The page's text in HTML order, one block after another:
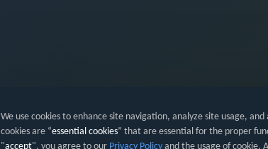
We use cookies to enhance site navigation, analyze site usage,
cookies are “essential cookies” that are essential for the proper
"accept", you agree to our Privacy Policy and the usage of cookie.